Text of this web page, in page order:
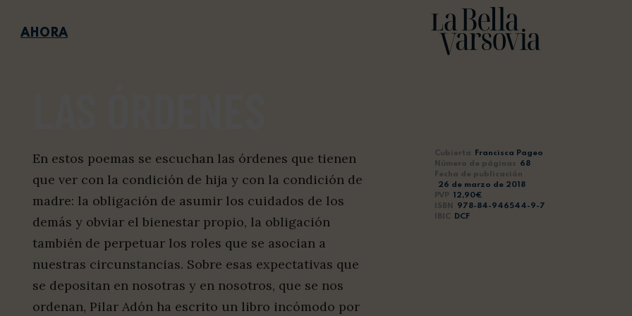
AHORA
En estos poemas se escuchan las órdenes que tienen
que ver con la condición de hija y con la condición de
madre: la obligación de asumir los cuidados de los
demás y obviar el bienestar propio, la obligación
también de perpetuar los roles que se asocian a
nuestras circunstancias. Sobre esas expectativas que
se depositan en nosotras y en nosotros, que se nos
ordenan, Pilar Adón ha escrito un libro incómodo por
Cubierta
Francisca Pageo
Número de páginas 68
Fecha de publicación
26 de marzo de 2018
PVP 12,90€
ISBN
978-84-946544-9-7
IBIC
DCF